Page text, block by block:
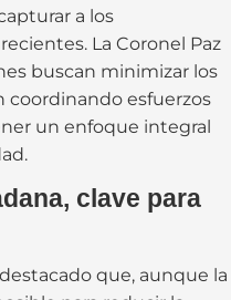
a los
La Coronel Paz
buscan minimizar los
coordinando esfuerzos
un enfoque integral
clave para
que, aunque la